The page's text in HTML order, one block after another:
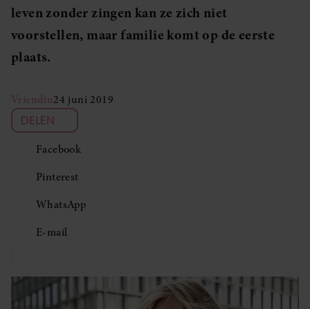
leven zonder zingen kan ze zich niet
voorstellen, maar familie komt op de eerste
plaats.
Vriendin24 juni 2019
DELEN
Facebook
Pinterest
WhatsApp
E-mail